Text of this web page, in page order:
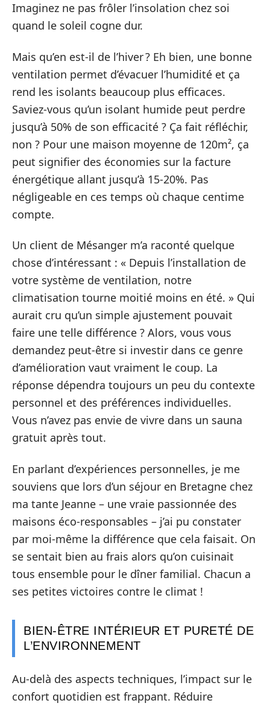
Imaginez ne pas frôler l’insolation chez soi
quand le soleil cogne dur.
Mais qu’en est-il de l’hiver ? Eh bien, une bonne
ventilation permet d’évacuer l’humidité et ça
rend les isolants beaucoup plus efficaces.
Saviez-vous qu’un isolant humide peut perdre
jusqu’à 50% de son efficacité ? Ça fait réfléchir,
non ? Pour une maison moyenne de 120m², ça
peut signifier des économies sur la facture
énergétique allant jusqu’à 15-20%. Pas
négligeable en ces temps où chaque centime
compte.
Un client de Mésanger m’a raconté quelque
chose d’intéressant : « Depuis l’installation de
votre système de ventilation, notre
climatisation tourne moitié moins en été. » Qui
aurait cru qu’un simple ajustement pouvait
faire une telle différence ? Alors, vous vous
demandez peut-être si investir dans ce genre
d’amélioration vaut vraiment le coup. La
réponse dépendra toujours un peu du contexte
personnel et des préférences individuelles.
Vous n’avez pas envie de vivre dans un sauna
gratuit après tout.
En parlant d’expériences personnelles, je me
souviens que lors d’un séjour en Bretagne chez
ma tante Jeanne – une vraie passionnée des
maisons éco-responsables – j’ai pu constater
par moi-même la différence que cela faisait. On
se sentait bien au frais alors qu’on cuisinait
tous ensemble pour le dîner familial. Chacun a
ses petites victoires contre le climat !
BIEN-ÊTRE INTÉRIEUR ET PURETÉ DE
L’ENVIRONNEMENT
Au-delà des aspects techniques, l’impact sur le
confort quotidien est frappant. Réduire